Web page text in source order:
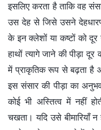
इसलिए करता है ताकि वह
उस देह से जिसे उसने
के इन क्लेशों या कष्टों को
हाथों त्यागे जाने की पीड़ा
में प्राकृतिक रूप से बढ़ता है
इस संसार की पीड़ा का
कोई भी अस्तित्व में नहीं
चखता। यदि उसे बीमारियाँ न